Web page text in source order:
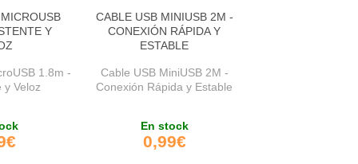
Y
1.8m -
y Veloz
CABLE USB MINIUSB 2M -
CONEXIÓN RÁPIDA Y
ESTABLE
Cable USB MiniUSB 2M -
Conexión Rápida y Estable
En stock
0,99€